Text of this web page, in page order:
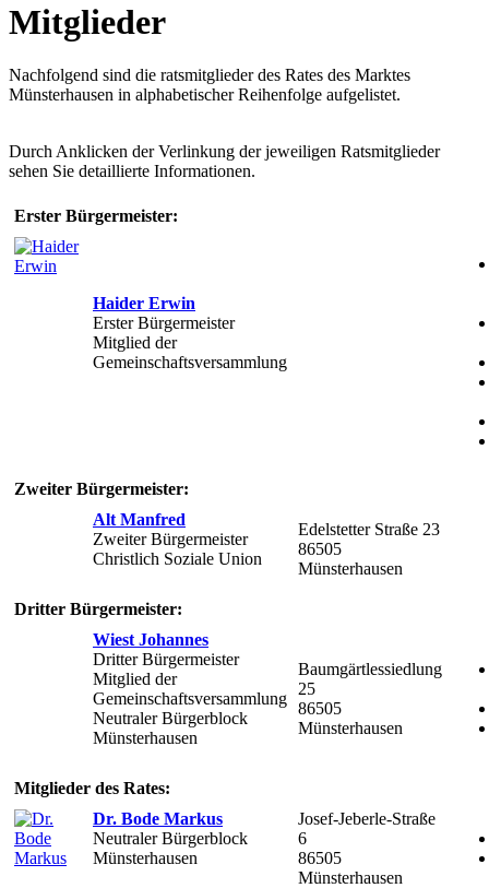
Mitglieder
Nachfolgend sind die ratsmitglieder des Rates des Marktes
Münsterhausen in alphabetischer Reihenfolge aufgelistet.
Durch Anklicken der Verlinkung der jeweiligen Ratsmitglieder
sehen Sie detaillierte Informationen.
Erster Bürgermeister:
Haider Erwin
Erster Bürgermeister
Mitglied der
Gemeinschaftsversammlung
Zweiter Bürgermeister:
Alt Manfred
Zweiter Bürgermeister
Christlich Soziale Union
Edelstetter Straße 23
86505
Münsterhausen
Dritter Bürgermeister:
Wiest Johannes
Dritter Bürgermeister
Mitglied der
Gemeinschaftsversammlung
Neutraler Bürgerblock
Münsterhausen
Baumgärtlessiedlung
25
86505
Münsterhausen
Mitglieder des Rates:
Dr. Bode Markus
Neutraler Bürgerblock
Münsterhausen
Josef-Jeberle-Straße
6
86505
Münsterhausen